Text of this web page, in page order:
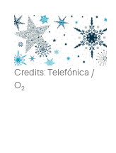
Credits: Telefónica /
O2